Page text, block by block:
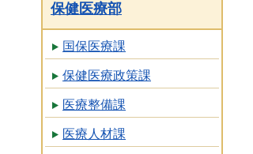
保健医療部
国保医療課
保健医療政策課
医療整備課
医療人材課